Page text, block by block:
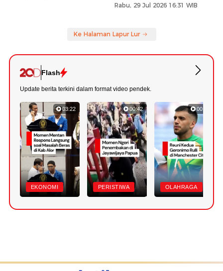
Rabu, 29 Jul 2026 16:31 WIB
Ke Halaman Lapur Lur
Flash
Update berita terkini dalam format video pendek.
03:22
EKONOMI
00:42
PERISTIWA
00:46
OLAHRAGA